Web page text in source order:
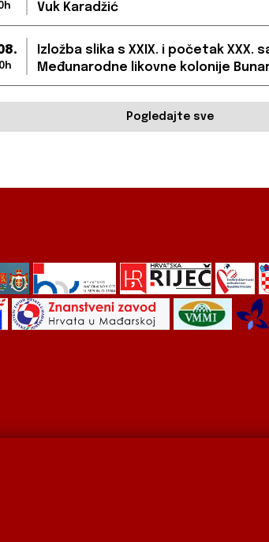
Vuk Karadžić
Izložba slika s XXIX. i početak XXX.
Međunarodne likovne kolonije
Pogledajte sve